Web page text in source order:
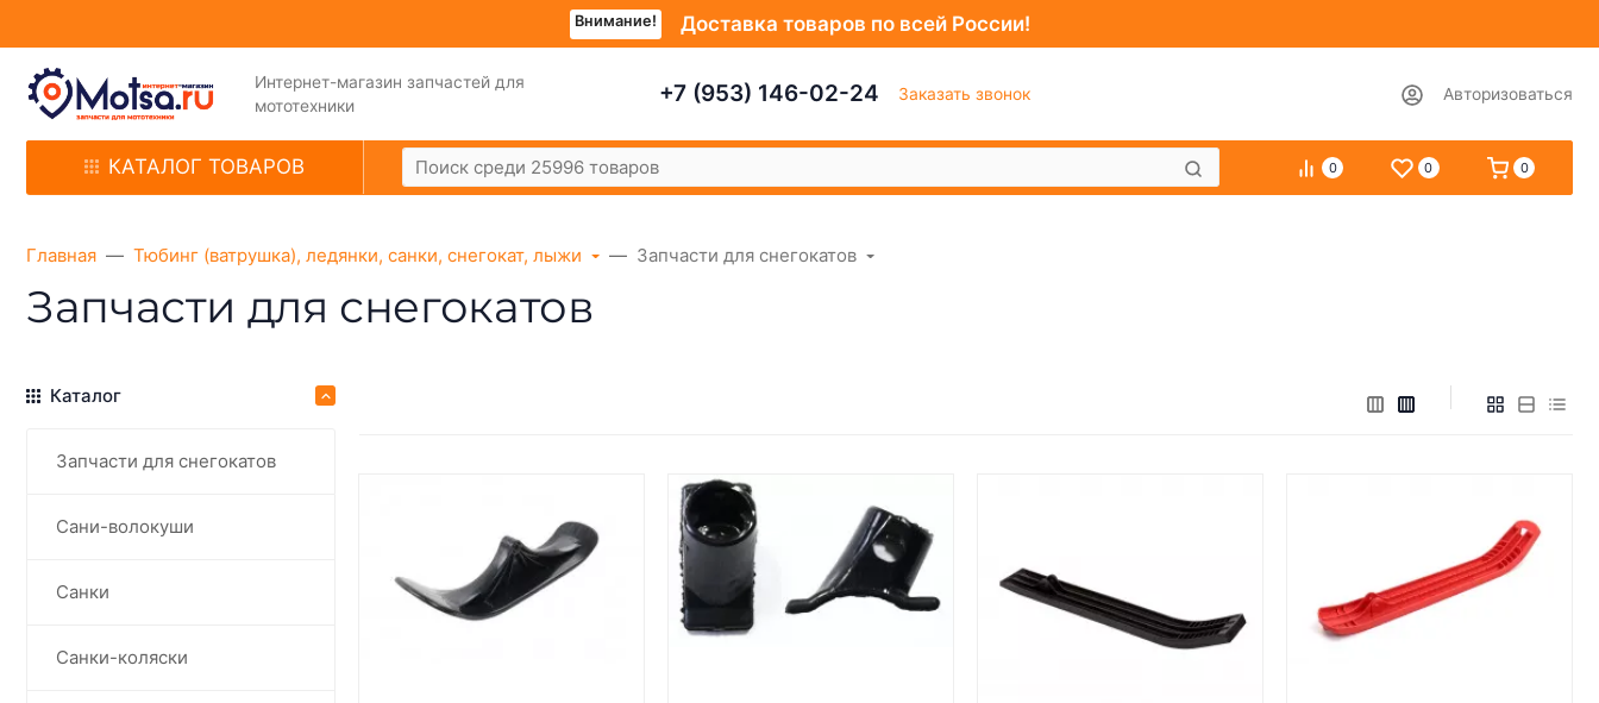
Внимание! Доставка товаров по всей России!
Интернет-магазин запчастей для
мототехники
+7 (953) 146-02-24 Заказать звонок Авторизоваться
КАТАЛОГ ТОВАРОВ 0 0 0
Главная Тюбинг (ватрушка), ледянки, санки, снегокат, лыжи Запчасти для снегокатов
Запчасти для снегокатов
Каталог
Запчасти для снегокатов
Сани-волокуши
Санки
Санки-коляски